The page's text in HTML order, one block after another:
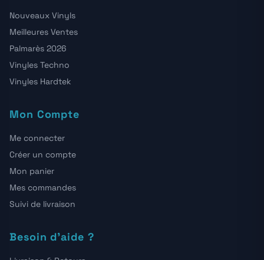
Nouveaux Vinyls
Meilleures Ventes
Palmarès 2026
Vinyles Techno
Vinyles Hardtek
Mon Compte
Me connecter
Créer un compte
Mon panier
Mes commandes
Suivi de livraison
Besoin d'aide ?